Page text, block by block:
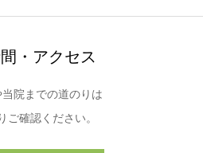
・アクセス
院までの道のりは
ご確認ください。